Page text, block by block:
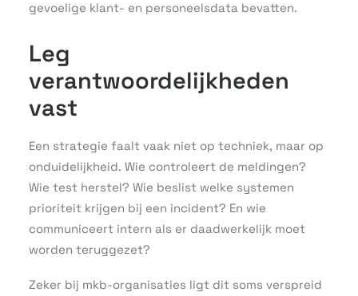
gevoelige klant- en personeelsdata bevatten.
Leg
verantwoordelijkheden
vast
Een strategie faalt vaak niet op techniek, maar op
onduidelijkheid. Wie controleert de meldingen?
Wie test herstel? Wie beslist welke systemen
prioriteit krijgen bij een incident? En wie
communiceert intern als er daadwerkelijk moet
worden teruggezet?
Zeker bij mkb-organisaties ligt dit soms verspreid